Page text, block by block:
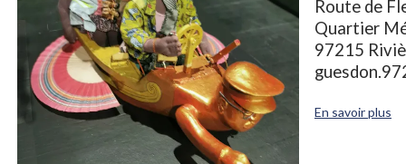
Route de
Quartier
97215
En savoir plus